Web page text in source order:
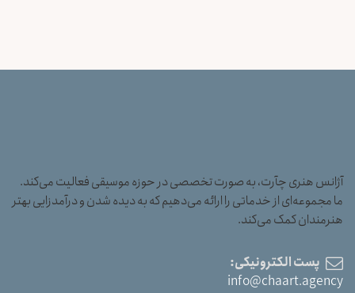
آژانس هنری چآرت، به صورت تخصصی در حوزه موسیقی فعالیت می‌کند.
ما مجموعه‌ای از خدماتی را ارائه می‌دهیم که به دیده شدن و درآمدزایی بهتر
هنرمندان کمک می‌کند.
پست الکترونیکی:
info@chaart.agency